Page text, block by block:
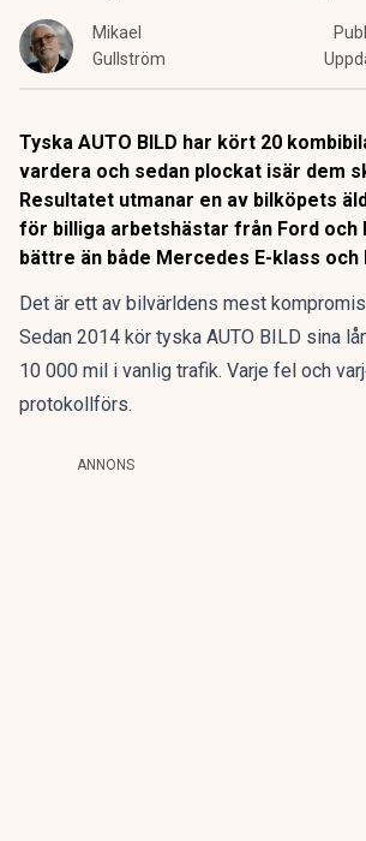
Mikael
Gullström
Tyska AUTO BILD har kört 20
vardera och sedan plockat isär dem
Resultatet utmanar en av bilköpets
för billiga arbetshästar från Ford och
bättre än både Mercedes E-klass och
Det är ett av bilvärldens mest
Sedan 2014 kör tyska AUTO BILD sina
10 000 mil i vanlig trafik. Varje fel och
protokollförs.
ANNONS